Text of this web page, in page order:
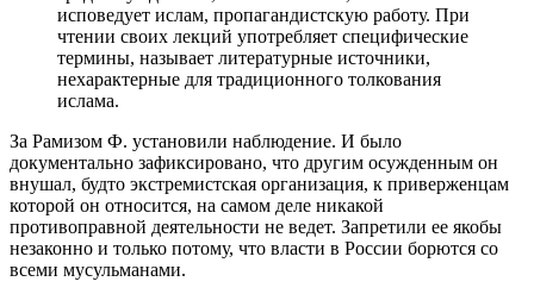
исповедует ислам, пропагандистскую работу. При
чтении своих лекций употребляет специфические
термины, называет литературные источники,
нехарактерные для традиционного толкования
ислама.
За Рамизом Ф. установили наблюдение. И было
документально зафиксировано, что другим осужденным он
внушал, будто экстремистская организация, к приверженцам
которой он относится, на самом деле никакой
противоправной деятельности не ведет. Запретили ее якобы
незаконно и только потому, что власти в России борются со
всеми мусульманами.